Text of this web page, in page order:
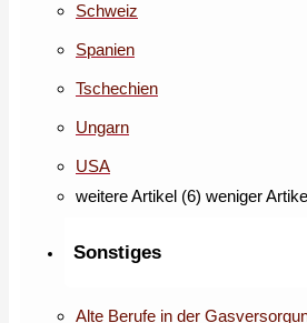
Schweiz
Spanien
Tschechien
Ungarn
USA
weitere Artikel (6) weniger
Sonstiges
Alte Berufe in der